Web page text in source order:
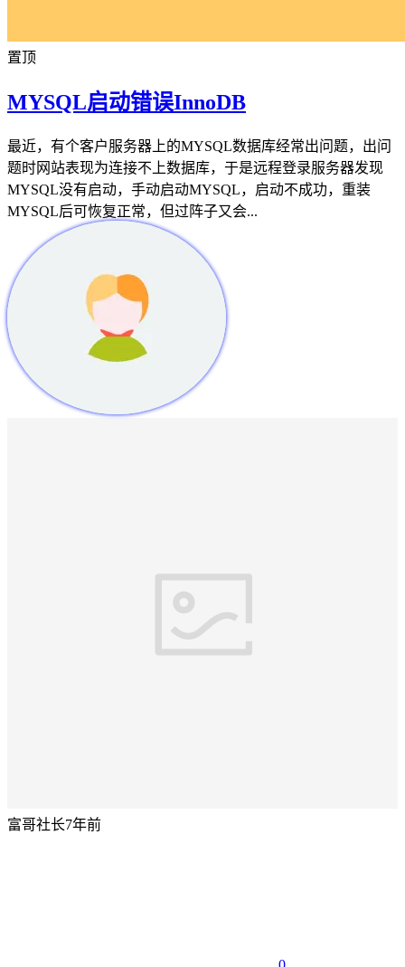
置顶
MYSQL启动错误InnoDB
最近，有个客户服务器上的MYSQL数据库经常出问题，出问
题时网站表现为连接不上数据库，于是远程登录服务器发现
MYSQL没有启动，手动启动MYSQL，启动不成功，重装
MYSQL后可恢复正常，但过阵子又会...
富哥社长7年前